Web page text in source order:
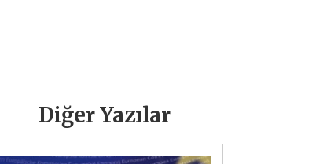
Diğer Yazılar